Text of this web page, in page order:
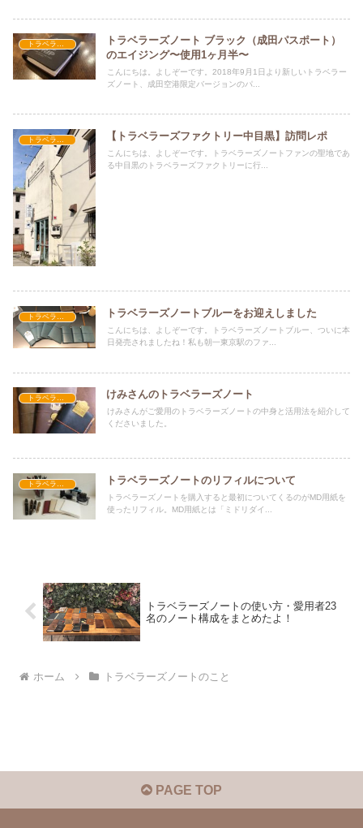
トラベラーズノートのこと
トラベラーズノート ブラック（成田パスポート）
のエイジング〜使用1ヶ月半〜
こんにちは。よしぞーです。2018年9月1日より新しいトラベラー
ズノート、成田空港限定バージョンのパ...
トラベラーズノートのこと 【トラベラーズファクトリー中目黒】訪問レポ
￼こんにちは、よしぞーです。トラベラーズノートファンの聖地であ
る中目黒のトラベラーズファクトリーに行...
トラベラーズノートのこと トラベラーズノートブルーをお迎えしました
こんにちは、よしぞーです。トラベラーズノートブルー、ついに本
日発売されましたね！私も朝一東京駅のファ...
トラベラーズノートのこと けみさんのトラベラーズノート
けみさんがご愛用のトラベラーズノートの中身と活用法を紹介して
くださいました。
トラベラーズノートのリフィルについて
トラベラーズノートを購入すると最初についてくるのがMD用紙を
使ったリフィル。MD用紙とは「ミドリダイ...
トラベラーズノートの使い方・愛用者23
名のノート構成をまとめたよ！
ホーム トラベラーズノートのこと
PAGE TOP